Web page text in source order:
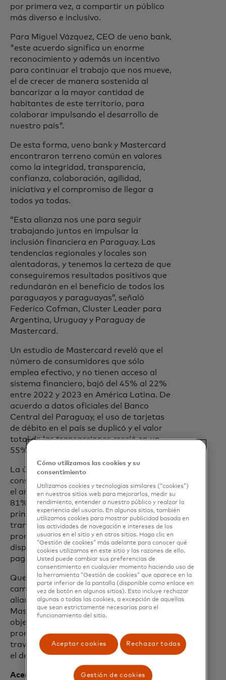
por primera vez, a compartir un público
más diverso e inclusivo.
Para Miguel Vázquez, CEO de ueno bank,
"este acuerdo significa un enorme
reconocimiento y además un incentivo
para continuar el trabajo que nos mueve,
el de crecer de manera sostenida al
bancarizar a la mayor cantidad de
habitantes de este territorio, para
colaborar impulsando el desarrollo de
nuestro país".
De esta forma, ueno bank y Mastercard
encontraron terreno común en valores
como la integridad, transparencia,
confianza, colaboración, agilidad,
iniciativa y el compromiso de llegar a
todos ya todas.
“Esta alianza nos une para seguir
trabajando juntos en impulsar la
inclusión financiera en Paraguay. Las
tendencias regionales y locales son
alentadoras, y tenemos la certeza de que
conseguiremos resultados positivos que
redundarán en el beneficio de todos los
paraguayos y paraguayas”, señaló
Federico Cofman, Cluster Leader para
Argentina, Uruguay y Paraguay de
Mastercard.
Un estudio de Mastercard reveló que el
número de consumidores que sólo
emplea efectivo, y no tienen acceso al
sistema financiero, bajó del 45% al 22%
entre 2022 y 2023 en América Latina. De
acuerdo a datos oficiales del Banco
Central del Paraguay, el uso de tarjetas
de débito en el país se duplicó y el valor
total de las transacciones creció en un
55% en el mismo periodo de tiempo.
La última investigación sobre hábitos del
consumidor realizada por Mastercard en
el año 2023 evidenció que en Paraguay el
81% de las personas emplean
principalmente el efectivo en sus
transacciones, un 7% más que el
promedio de la región, pero el 85% están
dispuestos a emplear un nuevo modo de
pago.
Quedan aún grandes desafíos en el
camino de la inclusión financiera y la
alianza estratégica entre ueno bank y
Mastercard es un paso firme hacia ese
objetivo, que reducirá desigualdades y
promoverá el acceso a oportunidades a
través de plataformas tecnológicas para
el desarrollo.
Acerca de ueno bank
Cómo utilizamos las cookies y su
consentimiento
Utilizamos cookies y tecnologías similares (“cookies”)
en nuestros sitios web para mejorarlos, medir su
rendimiento, entender a nuestro público y realzar la
experiencia del usuario. En algunos sitios, también
utilizamos cookies para mostrar publicidad basada en
las actividades de navegación e intereses de los
usuarios en el sitio y en otros sitios. Haga clic en
“Gestión de cookies” más adelante para conocer qué
cookies utilizamos en este sitio y las razones de ello.
Usted puede cambiar sus preferencias de
consentimiento en cualquier momento haciendo uso de
la herramienta “Gestión de cookies” que aparece en la
parte inferior de la pantalla (disponible como enlace en
vez de botón en algunos sitios). Esto incluye rechazar
algunas o todas las cookies, a excepción de aquellas
que sean estrictamente necesarias para el
funcionamiento del sitio.
Aceptar cookies Rechazar todas
Gestión de cookies